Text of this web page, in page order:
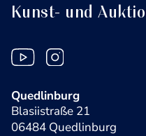
Kunst- und
Quedlinburg
Blasiistraße 21
06484 Quedlinburg